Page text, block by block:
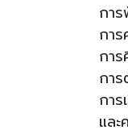
การ
การ
การ
การ
การ
และ